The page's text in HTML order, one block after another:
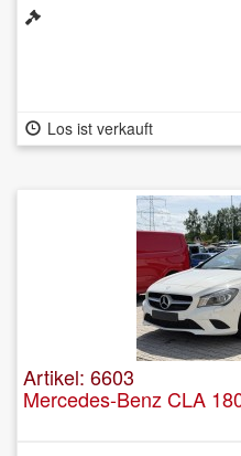
Los ist verkauft
Artikel: 6603
Mercedes-Benz CLA